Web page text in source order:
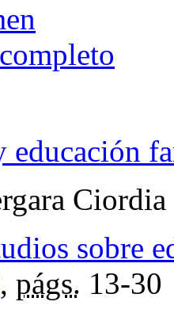
educación
Ciordia
sobre
, págs. 13-30